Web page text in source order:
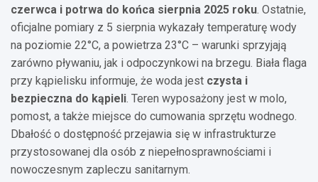
czerwca i potrwa do końca sierpnia 2025 roku. Ostatnie,
oficjalne pomiary z 5 sierpnia wykazały temperaturę wody
na poziomie 22°C, a powietrza 23°C – warunki sprzyjają
zarówno pływaniu, jak i odpoczynkowi na brzegu. Biała flaga
przy kąpielisku informuje, że woda jest czysta i
bezpieczna do kąpieli. Teren wyposażony jest w molo,
pomost, a także miejsce do cumowania sprzętu wodnego.
Dbałość o dostępność przejawia się w infrastrukturze
przystosowanej dla osób z niepełnosprawnościami i
nowoczesnym zapleczu sanitarnym.